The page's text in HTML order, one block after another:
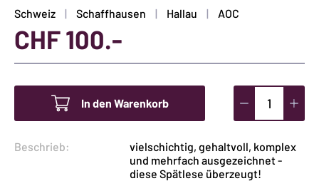
Schweiz Schaffhausen Hallau AOC
CHF100.-
Spätlese
Jeroboam
In den Warenkorb
Beschrieb:
vielschichtig, gehaltvoll, komplex
und mehrfach ausgezeichnet -
diese Spätlese überzeugt!